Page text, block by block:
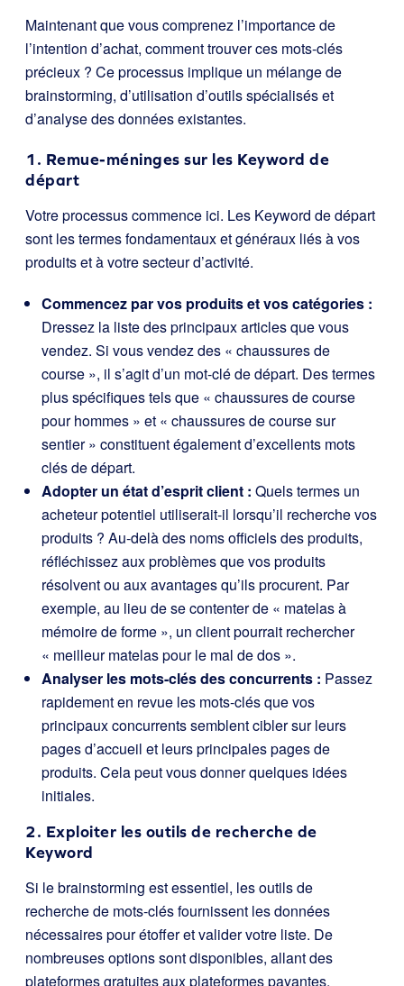
Maintenant que vous comprenez l’importance de
l’intention d’achat, comment trouver ces mots-clés
précieux ? Ce processus implique un mélange de
brainstorming, d’utilisation d’outils spécialisés et
d’analyse des données existantes.
1. Remue-méninges sur les Keyword de
départ
Votre processus commence ici. Les Keyword de départ
sont les termes fondamentaux et généraux liés à vos
produits et à votre secteur d’activité.
Commencez par vos produits et vos catégories :
Dressez la liste des principaux articles que vous
vendez. Si vous vendez des « chaussures de
course », il s’agit d’un mot-clé de départ. Des termes
plus spécifiques tels que « chaussures de course
pour hommes » et « chaussures de course sur
sentier » constituent également d’excellents mots
clés de départ.
Adopter un état d’esprit client : Quels termes un
acheteur potentiel utiliserait-il lorsqu’il recherche vos
produits ? Au-delà des noms officiels des produits,
réfléchissez aux problèmes que vos produits
résolvent ou aux avantages qu’ils procurent. Par
exemple, au lieu de se contenter de « matelas à
mémoire de forme », un client pourrait rechercher
« meilleur matelas pour le mal de dos ».
Analyser les mots-clés des concurrents : Passez
rapidement en revue les mots-clés que vos
principaux concurrents semblent cibler sur leurs
pages d’accueil et leurs principales pages de
produits. Cela peut vous donner quelques idées
initiales.
2. Exploiter les outils de recherche de
Keyword
Si le brainstorming est essentiel, les outils de
recherche de mots-clés fournissent les données
nécessaires pour étoffer et valider votre liste. De
nombreuses options sont disponibles, allant des
plateformes gratuites aux plateformes payantes.